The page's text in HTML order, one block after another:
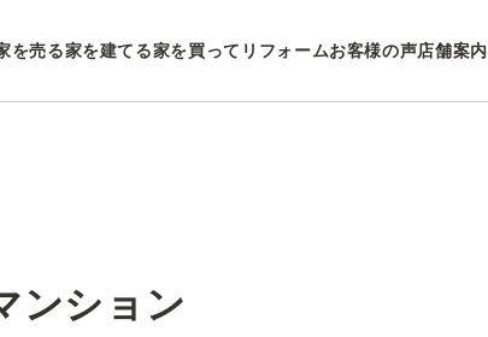
を売る家を建てる家を買ってリフォームお客様の声店舗案内
ンション